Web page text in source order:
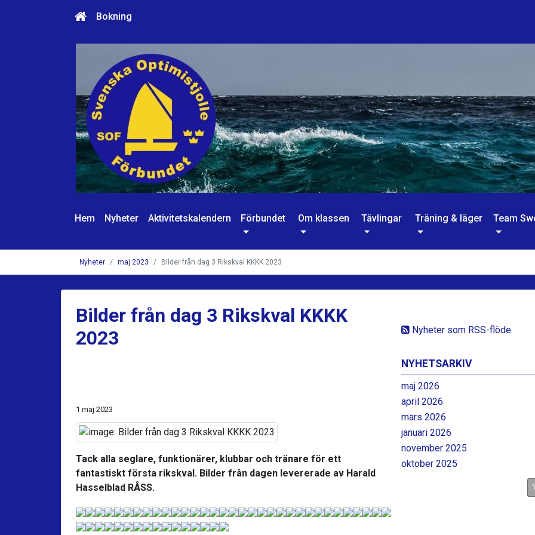
Bokning
Hem Nyheter Aktivitetskalendern Förbundet Om klassen Tävlingar Träning & läger Team
Nyheter maj 2023 Bilder från dag 3 Rikskval KKKK 2023
Nyheter som RSS-flöde
NYHETSARKIV
maj 2026
april 2026
mars 2026
januari 2026
november 2025
oktober 2025
Bilder från dag 3 Rikskval KKKK
2023
1 maj 2023
Tack alla seglare, funktionärer, klubbar och tränare för ett
fantastiskt första rikskval. Bilder från dagen levererade av Harald
Hasselblad RÅSS.